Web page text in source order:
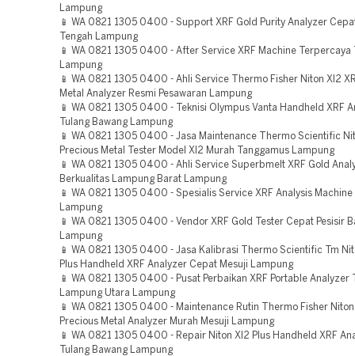
Lampung
📱 WA 0821 1305 0400 - Support XRF Gold Purity Analyzer
Tengah Lampung
📱 WA 0821 1305 0400 - After Service XRF Machine Terpercaya
Lampung
📱 WA 0821 1305 0400 - Ahli Service Thermo Fisher Niton Xl2
Metal Analyzer Resmi Pesawaran Lampung
📱 WA 0821 1305 0400 - Teknisi Olympus Vanta Handheld XRF
Tulang Bawang Lampung
📱 WA 0821 1305 0400 - Jasa Maintenance Thermo Scientific
Precious Metal Tester Model Xl2 Murah Tanggamus Lampung
📱 WA 0821 1305 0400 - Ahli Service Superbmelt XRF Gold
Berkualitas Lampung Barat Lampung
📱 WA 0821 1305 0400 - Spesialis Service XRF Analysis Machine
Lampung
📱 WA 0821 1305 0400 - Vendor XRF Gold Tester Cepat Pesisir
Lampung
📱 WA 0821 1305 0400 - Jasa Kalibrasi Thermo Scientific Tm
Plus Handheld XRF Analyzer Cepat Mesuji Lampung
📱 WA 0821 1305 0400 - Pusat Perbaikan XRF Portable Analyzer
Lampung Utara Lampung
📱 WA 0821 1305 0400 - Maintenance Rutin Thermo Fisher Niton
Precious Metal Analyzer Murah Mesuji Lampung
📱 WA 0821 1305 0400 - Repair Niton Xl2 Plus Handheld XRF
Tulang Bawang Lampung